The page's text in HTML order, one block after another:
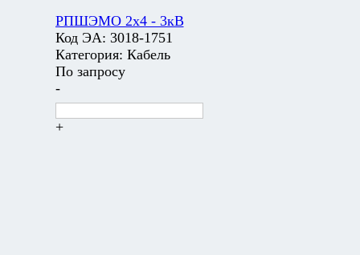
РПШЭМО 2х4 - 3кВ
Код ЭА: 3018-1751
Категория: Кабель
По запросу
-
+